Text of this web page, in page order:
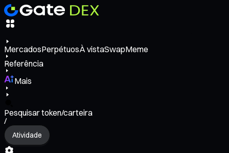
MercadosPerpétuosÀ vistaSwapMeme
Referência
Mais
Pesquisar token/carteira
/
Atividade